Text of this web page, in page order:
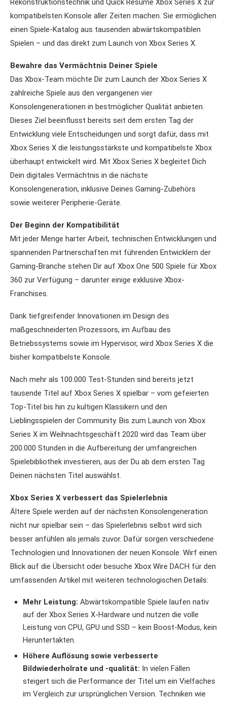
Rekonstruktionstechnik und Quick Resume Xbox Series X zur
kompatibelsten Konsole aller Zeiten machen. Sie ermöglichen
einen Spiele-Katalog aus tausenden abwärtskompatiblen
Spielen – und das direkt zum Launch von Xbox Series X.
Bewahre das Vermächtnis Deiner Spiele
Das Xbox-Team möchte Dir zum Launch der Xbox Series X
zahlreiche Spiele aus den vergangenen vier
Konsolengenerationen in bestmöglicher Qualität anbieten.
Dieses Ziel beeinflusst bereits seit dem ersten Tag der
Entwicklung viele Entscheidungen und sorgt dafür, dass mit
Xbox Series X die leistungsstärkste und kompatibelste Xbox
überhaupt entwickelt wird. Mit Xbox Series X begleitet Dich
Dein digitales Vermächtnis in die nächste
Konsolengeneration, inklusive Deines Gaming-Zubehörs
sowie weiterer Peripherie-Geräte.
Der Beginn der Kompatibilität
Mit jeder Menge harter Arbeit, technischen Entwicklungen und
spannenden Partnerschaften mit führenden Entwicklern der
Gaming-Branche stehen Dir auf Xbox One 500 Spiele für Xbox
360 zur Verfügung – darunter einige exklusive Xbox-
Franchises.
Dank tiefgreifender Innovationen im Design des
maßgeschneiderten Prozessors, im Aufbau des
Betriebssystems sowie im Hypervisor, wird Xbox Series X die
bisher kompatibelste Konsole.
Nach mehr als 100.000 Test-Stunden sind bereits jetzt
tausende Titel auf Xbox Series X spielbar – vom gefeierten
Top-Titel bis hin zu kultigen Klassikern und den
Lieblingsspielen der Community. Bis zum Launch von Xbox
Series X im Weihnachtsgeschäft 2020 wird das Team über
200.000 Stunden in die Aufbereitung der umfangreichen
Spielebibliothek investieren, aus der Du ab dem ersten Tag
Deinen nächsten Titel auswählst.
Xbox Series X verbessert das Spielerlebnis
Ältere Spiele werden auf der nächsten Konsolengeneration
nicht nur spielbar sein – das Spielerlebnis selbst wird sich
besser anfühlen als jemals zuvor. Dafür sorgen verschiedene
Technologien und Innovationen der neuen Konsole. Wirf einen
Blick auf die Übersicht oder besuche Xbox Wire DACH für den
umfassenden Artikel mit weiteren technologischen Details:
Mehr Leistung: Abwärtskompatible Spiele laufen nativ
auf der Xbox Series X-Hardware und nutzen die volle
Leistung von CPU, GPU und SSD – kein Boost-Modus, kein
Heruntertakten.
Höhere Auflösung sowie verbesserte
Bildwiederholrate und -qualität: In vielen Fällen
steigert sich die Performance der Titel um ein Vielfaches
im Vergleich zur ursprünglichen Version. Techniken wie